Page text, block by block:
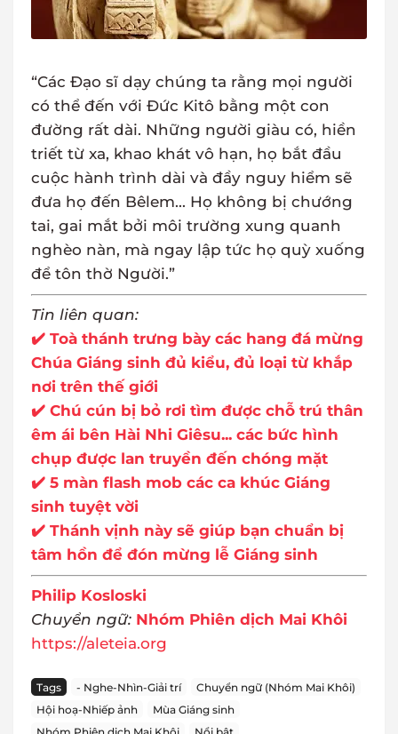
“Các Đạo sĩ dạy chúng ta rằng mọi người
có thể đến với Đức Kitô bằng một con
đường rất dài. Những người giàu có, hiền
triết từ xa, khao khát vô hạn, họ bắt đầu
cuộc hành trình dài và đầy nguy hiểm sẽ
đưa họ đến Bêlem... Họ không bị chướng
tai, gai mắt bởi môi trường xung quanh
nghèo nàn, mà ngay lập tức họ quỳ xuống
để tôn thờ Người.”
Tin liên quan:
✔️ Toà thánh trưng bày các hang đá mừng
Chúa Giáng sinh đủ kiểu, đủ loại từ khắp
nơi trên thế giới
✔️ Chú cún bị bỏ rơi tìm được chỗ trú thân
êm ái bên Hài Nhi Giêsu... các bức hình
chụp được lan truyền đến chóng mặt
✔️ 5 màn flash mob các ca khúc Giáng
sinh tuyệt vời
✔️ Thánh vịnh này sẽ giúp bạn chuẩn bị
tâm hồn để đón mừng lễ Giáng sinh
Philip Kosloski
Chuyển ngữ: Nhóm Phiên dịch Mai Khôi
https://aleteia.org
Tags - Nghe-Nhìn-Giải trí
Chuyển ngữ (Nhóm Mai Khôi)
Hội hoạ-Nhiếp ảnh
Mùa Giáng sinh